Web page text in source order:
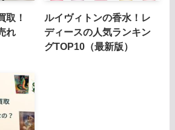
取！
れ
ルイヴィトンの香水！レ
ディースの人気ランキン
グTOP10（最新版）